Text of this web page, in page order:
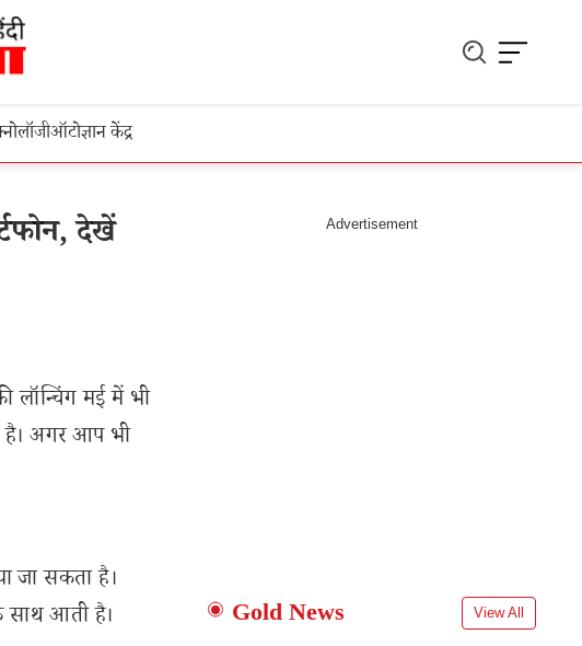
ऑटोज्ञान केंद्र
देखें
लॉन्चिंग मई में भी
है। अगर आप भी
जा सकता है।
साथ आती है।
Gold News View All